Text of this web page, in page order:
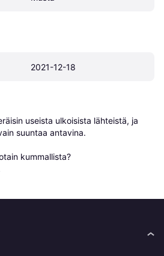
2021-12-18
useista ulkoisista lähteistä, ja
suuntaa antavina.
kummallista?